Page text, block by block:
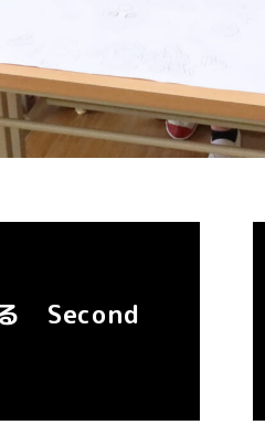
る Second